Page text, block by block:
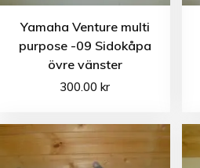
Yamaha Venture multi
purpose -09 Sidokåpa
övre vänster
300.00kr